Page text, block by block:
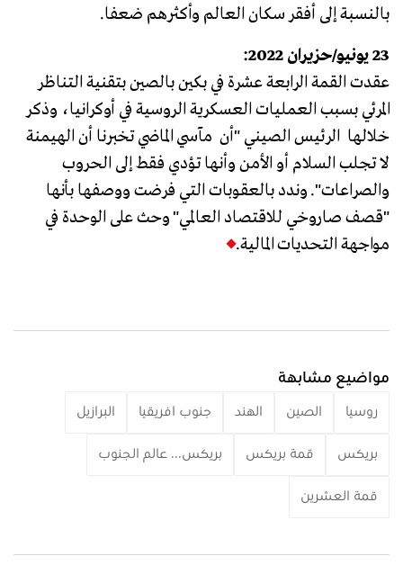
بالنسبة إلى أفقر سكان العالم وأكثرهم ضعفا.
23 يونيو/حزيران 2022:
عقدت القمة الرابعة عشرة في بكين بالصين بتقنية التناظر
المرئي بسبب العمليات العسكرية الروسية في أوكرانيا، وذكر
خلالها الرئيس الصيني "أن مآسي الماضي تخبرنا أن الهيمنة
لا تجلب السلام أو الأمن وأنها تؤدي فقط إلى الحروب
والصراعات". وندد بالعقوبات التي فرضت ووصفها بأنها
"قصف صاروخي للاقتصاد العالمي" وحث على الوحدة في
مواجهة التحديات المالية.
مواضيع مشابهة
روسيا الصين الهند جنوب افريقيا البرازيل
بريكس قمة بريكس بريكس... عالم الجنوب
قمة العشرين